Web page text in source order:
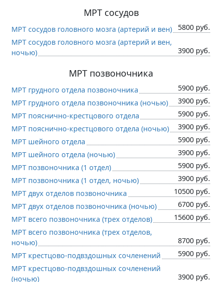
МРТ сосудов
МРТ сосудов головного мозга (артерий и вен)
5800 руб.
МРТ сосудов головного мозга (артерий и вен,
ночью)
3900 руб.
МРТ позвоночника
МРТ грудного отдела позвоночника
5900 руб.
МРТ грудного отдела позвоночника (ночью)
3900 руб.
МРТ пояснично-крестцового отдела
5900 руб.
МРТ пояснично-крестцового отдела (ночью)
3900 руб.
МРТ шейного отдела
5900 руб.
МРТ шейного отдела (ночью)
3900 руб.
МРТ позвоночника (1 отдел)
5900 руб.
МРТ позвоночника (1 отдел, ночью)
3900 руб.
МРТ двух отделов позвоночника
10500 руб.
МРТ двух отделов позвоночника (ночью)
6700 руб.
МРТ всего позвоночника (трех отделов)
15600 руб.
МРТ всего позвоночника (трех отделов,
ночью)
8700 руб.
МРТ крестцово-подвздошных сочленений
5900 руб.
МРТ крестцово-подвздошных сочленений
(ночью)
3900 руб.